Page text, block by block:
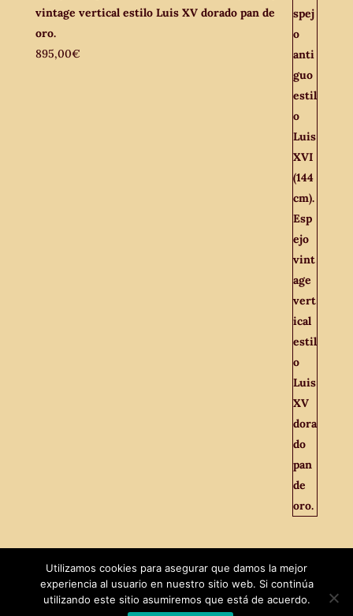
vintage vertical estilo Luis XV dorado pan de
oro.
895,00€
Utilizamos cookies para asegurar que damos la mejor
experiencia al usuario en nuestro sitio web. Si continúa
utilizando este sitio asumiremos que está de acuerdo.